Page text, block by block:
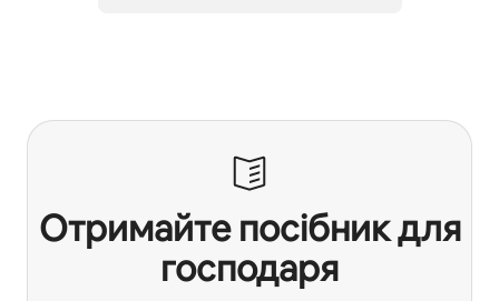
Отримайте посібник для
господаря